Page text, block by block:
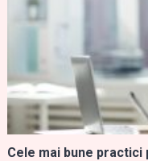
Cele mai bune